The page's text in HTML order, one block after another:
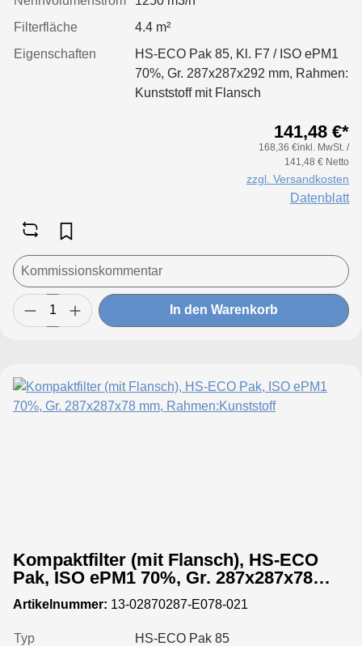
Filterfläche
4.4 m²
Eigenschaften
HS-ECO Pak 85, Kl. F7 / ISO ePM1
70%, Gr. 287x287x292 mm, Rahmen:
Kunststoff mit Flansch
141,48 €*
168,36 €inkl. MwSt. /
141,48 € Netto
zzgl. Versandkosten
Datenblatt
In den Warenkorb
Kompaktfilter (mit Flansch), HS-ECO
Pak, ISO ePM1 70%, Gr. 287x287x78
mm, Rahmen:Kunststoff
Artikelnummer: 13-02870287-E078-021
Typ
HS-ECO Pak 85